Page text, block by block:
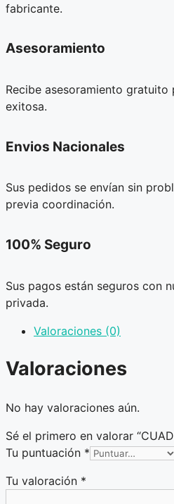
fabricante.
Asesoramiento
Recibe asesoramiento gratuito
exitosa.
Envios Nacionales
Sus pedidos se envían sin
previa coordinación.
100% Seguro
Sus pagos están seguros con
privada.
Valoraciones (0)
Valoraciones
No hay valoraciones aún.
Sé el primero en valorar
Tu puntuación *
Tu valoración *